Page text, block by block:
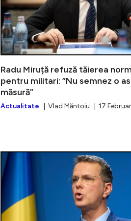
Radu Miruță refuză tăierea
pentru militari: ”Nu semnez o
măsură”
Actualitate | Vlad Măntoiu | 17